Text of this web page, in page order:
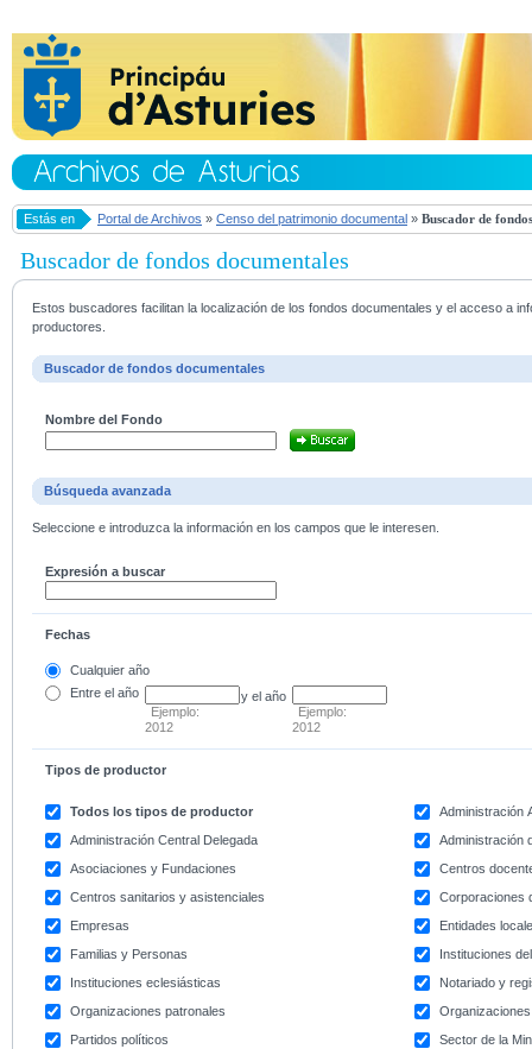
Estás en Portal de Archivos » Censo del patrimonio documental » Buscador de
Buscador de fondos documentales
Estos buscadores facilitan la localización de los fondos documentales y el acceso a
productores.
Buscador de fondos documentales
Nombre del Fondo
Búsqueda avanzada
Seleccione e introduzca la información en los campos que le interesen.
Expresión a buscar
Fechas
Cualquier año
Entre el año
Ejemplo:
2012
y el año
Ejemplo:
2012
Tipos de productor
Todos los tipos de productor
Administración
Administración Central Delegada
Administración
Asociaciones y Fundaciones
Centros
Centros sanitarios y asistenciales
Corporaciones
Empresas
Entidades
Familias y Personas
Instituciones
Instituciones eclesiásticas
Notariado y
Organizaciones patronales
Partidos políticos
Sector de la